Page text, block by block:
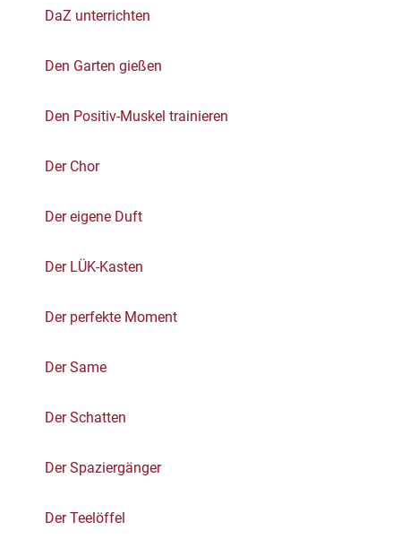
DaZ unterrichten
Den Garten gießen
Den Positiv-Muskel trainieren
Der Chor
Der eigene Duft
Der LÜK-Kasten
Der perfekte Moment
Der Same
Der Schatten
Der Spaziergänger
Der Teelöffel